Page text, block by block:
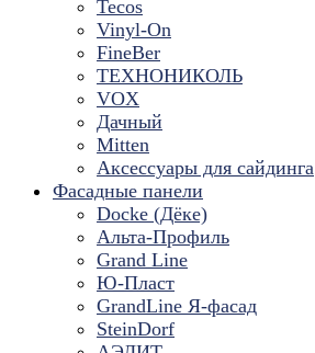
Tecos
Vinyl-On
FineBer
ТЕХНОНИКОЛЬ
VOX
Дачный
Mitten
Аксессуары для сайдинга
Фасадные панели
Docke (Дёке)
Альта-Профиль
Grand Line
Ю-Пласт
GrandLine Я-фасад
SteinDorf